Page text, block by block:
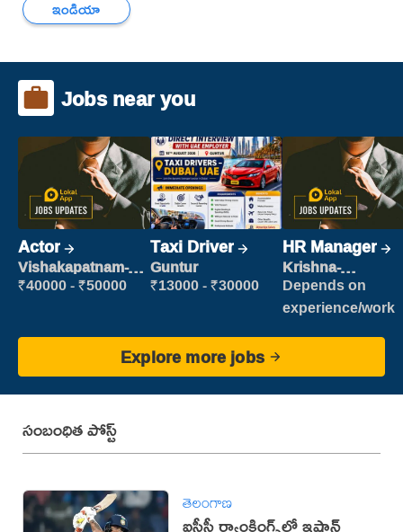
ఇండియా
Jobs near you
Actor
Vishakapatnam-
new
₹40000 - ₹50000
Taxi Driver
Guntur
₹13000 - ₹30000
HR Manager
Krishna-
vijayawada
Depends on
experience/work
Explore more jobs
సంబంధిత పోస్ట్
తెలంగాణ
ఐసీసీ ర్యాంకింగ్స్‌లో ఇషాన్